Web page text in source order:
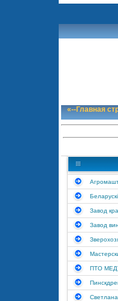
«--Главная
Завод
Завод
ПТО